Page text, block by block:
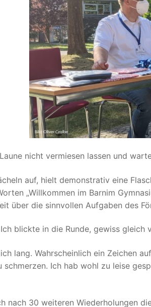
nicht vermiesen lassen und
auf, hielt demonstrativ eine
„Willkommen im Barnim
über die sinnvollen Aufgaben des
blickte in die Runde, gewiss
lang. Wahrscheinlich ein Zeichen
Ich hab wohl zu leise
nach 30 weiteren Wiederholungen